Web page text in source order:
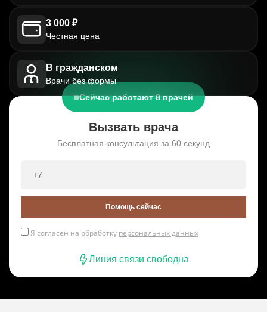
3 000 ₽
Честная цена
В гражданском
Врачи без формы
Сейчас работают 8 врачей
Вызвать врача
Бесплатная консультация за 60 секунд
Помощь сейчас
Я согласен на обработку персональных данных
Линия связи свободна